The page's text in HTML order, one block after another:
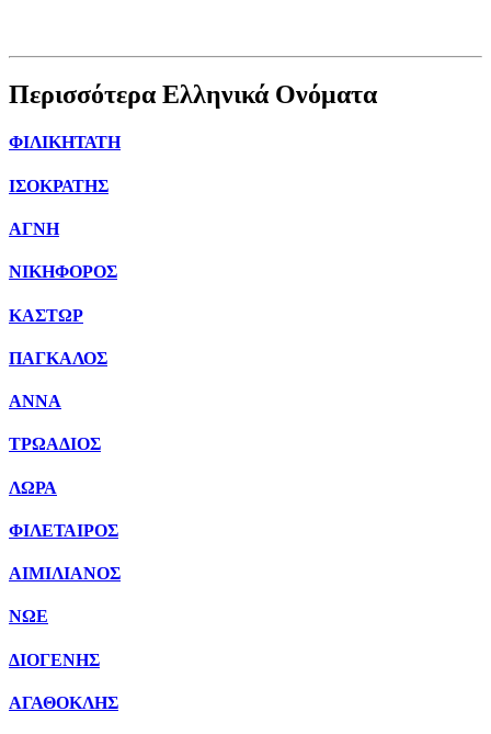
Περισσότερα Ελληνικά Ονόματα
ΦΙΛΙΚΗΤΑΤΗ
ΙΣΟΚΡΑΤΗΣ
ΑΓΝΗ
ΝΙΚΗΦΟΡΟΣ
ΚΑΣΤΩΡ
ΠΑΓΚΑΛΟΣ
ΑΝΝΑ
ΤΡΩΑΔΙΟΣ
ΛΩΡΑ
ΦΙΛΕΤΑΙΡΟΣ
ΑΙΜΙΛΙΑΝΟΣ
ΝΩΕ
ΔΙΟΓΕΝΗΣ
ΑΓΑΘΟΚΛΗΣ